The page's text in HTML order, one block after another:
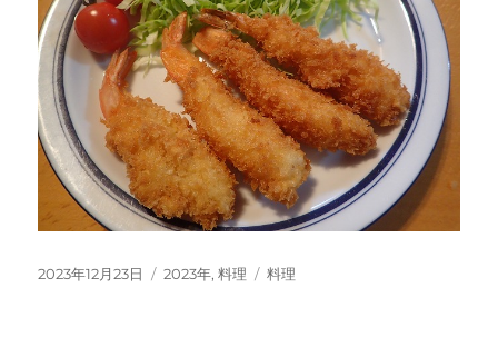
投
2023年12月23日
カ
2023年,料理
タ
料理